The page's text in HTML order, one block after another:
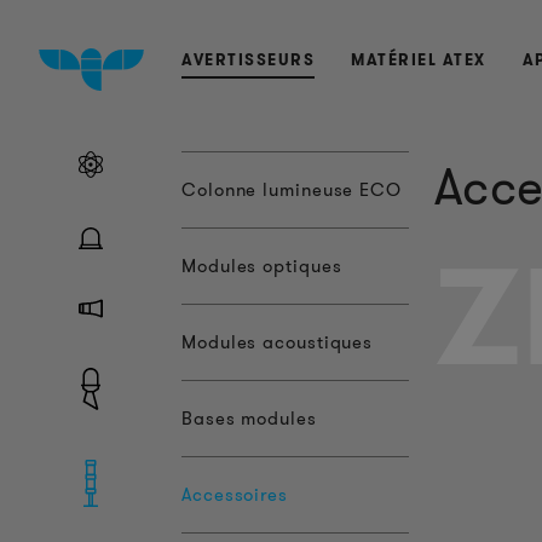
AVERTISSEURS MATÉRIEL ATEX
Colonne lumineuse ECO
Modules optiques
Modules acoustiques
Bases modules
Accessoires